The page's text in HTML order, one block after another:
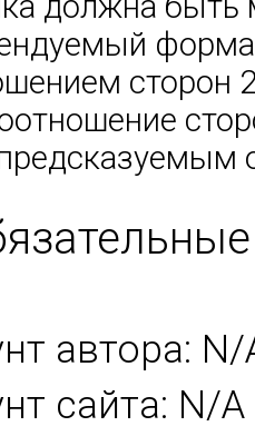
сторон
автора: N/
сайта: N/A